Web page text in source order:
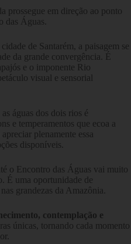
prossegue em direção ao ponto
das Águas.
de Santarém, a paisagem se
da grande convergência. É
e o imponente Rio
visual e sensorial
águas dos dois rios é
e temperamentos que ecoa a
plenamente essa
disponíveis.
o Encontro das Águas vai muito
É uma oportunidade de
grandezas da Amazônia.
contemplação e
únicas, tornando cada momento